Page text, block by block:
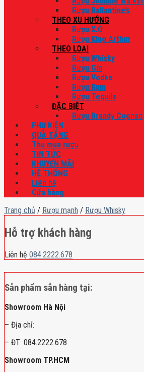
Rượu Ballantine’s
THEO XU HƯỚNG
Rượu X.O
Rượu King Arthur
THEO LOẠI
Rượu Whisky
Rượu Gin
Rượu Vodka
Rượu Rum
Rượu Tequila
ĐẶC BIỆT
Rượu Brandy Cognac
PHỤ KIỆN
QUÀ TẶNG
Thu mua rượu
TIN TỨC
KHUYẾN MÃI
HỆ THỐNG
Liên hệ
Cửa hàng
Trang chủ / Rượu mạnh / Rượu Whisky
Hỗ trợ khách hàng
Liên hệ 084.2222.678
Sản phẩm sẵn hàng tại:
Showroom Hà Nội
– Địa chỉ:
– ĐT: 084.2222.678
Showroom TP.HCM